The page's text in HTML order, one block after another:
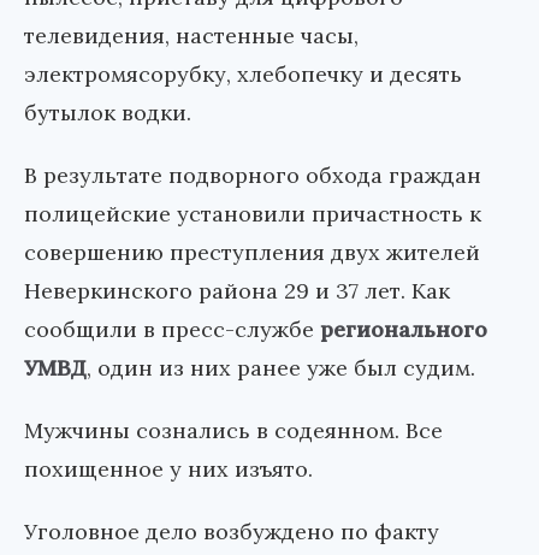
телевидения, настенные часы,
электромясорубку, хлебопечку и десять
бутылок водки.
В результате подворного обхода граждан
полицейские установили причастность к
совершению преступления двух жителей
Неверкинского района 29 и 37 лет. Как
сообщили в пресс-службе регионального
УМВД, один из них ранее уже был судим.
Мужчины сознались в содеянном. Все
похищенное у них изъято.
Уголовное дело возбуждено по факту